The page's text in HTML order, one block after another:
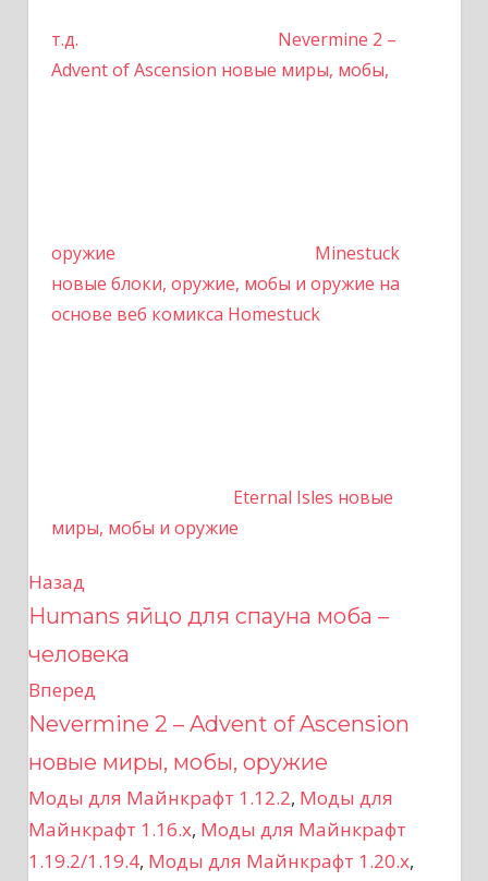
т.д.
Nevermine 2 –
Advent of Ascension новые миры, мобы,
оружие
Minestuck
новые блоки, оружие, мобы и оружие на
основе веб комикса Homestuck
Eternal Isles новые
миры, мобы и оружие
Н
в
и
г
а
Назад
Humans яйцо для спауна моба –
человека
Вперед
Nevermine 2 – Advent of Ascension
новые миры, мобы, оружие
Моды для Майнкрафт 1.12.2, Моды для
Майнкрафт 1.16.x, Моды для Майнкрафт
1.19.2/1.19.4, Моды для Майнкрафт 1.20.x,